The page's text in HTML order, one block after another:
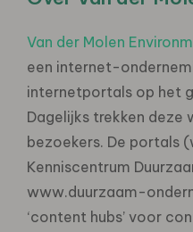
Van der Molen
een internet-
internetportals op het
Dagelijks trekken deze
bezoekers. De portals
Kenniscentrum
www.duurzaam-
‘content hubs’ voor